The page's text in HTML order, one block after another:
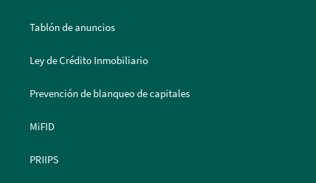
Tablón de anuncios
Ley de Crédito Inmobiliario
Prevención de blanqueo de capitales
MiFID
PRIIPS